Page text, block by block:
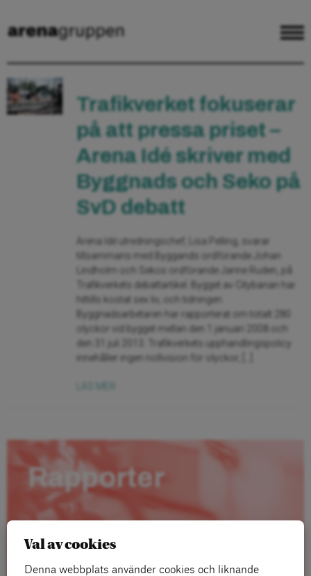
Trafikverket fokuserar
på att pressa priset –
Arena Idé skriver med
Byggnads och Seko på
SvD debatt
Arena Idé utredningschef, Lisa Pelling, svarar
tillsammans med Byggands ordförande Johan
Lindholm och Sekos ordförande Janne Ruden, på
Trafikverkets debattartikel. Bygget av Citybanan har
hittills kostat sex liv, och tidningen
Byggnadsarbetaren har rapporterat om totalt 280
olyckor vid bygget mellan den 1 januari 2008 och
den 31 juli 2013. Trafikverkets upphandlingspolicy
innehåller ingen nollvision för olyckor, […]
Rapporter
Val av cookies
Denna webbplats använder cookies och liknande